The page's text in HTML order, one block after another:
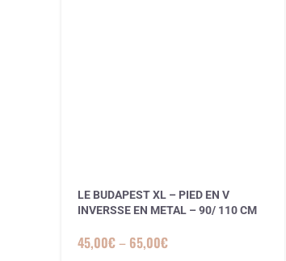
LE BUDAPEST XL – PIED EN V
INVERSSE EN METAL – 90/ 110 CM
45,00€– 65,00€